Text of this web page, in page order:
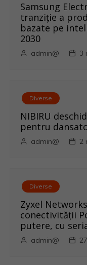
Samsung
tranziție a
bazate pe
2030
admin@ 3
Diverse
NIBIRU
pentru
admin@ 2
Diverse
Zyxel
conectivității
putere, cu
admin@